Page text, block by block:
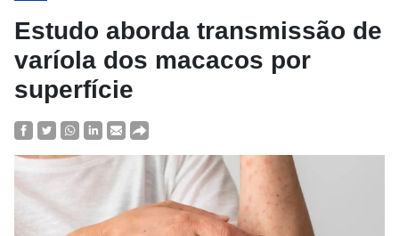
Estudo aborda transmissão de
varíola dos macacos por
superfície